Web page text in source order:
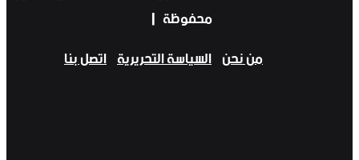
محفوظة |
من نحن السياسة التحريرية اتصل بنا